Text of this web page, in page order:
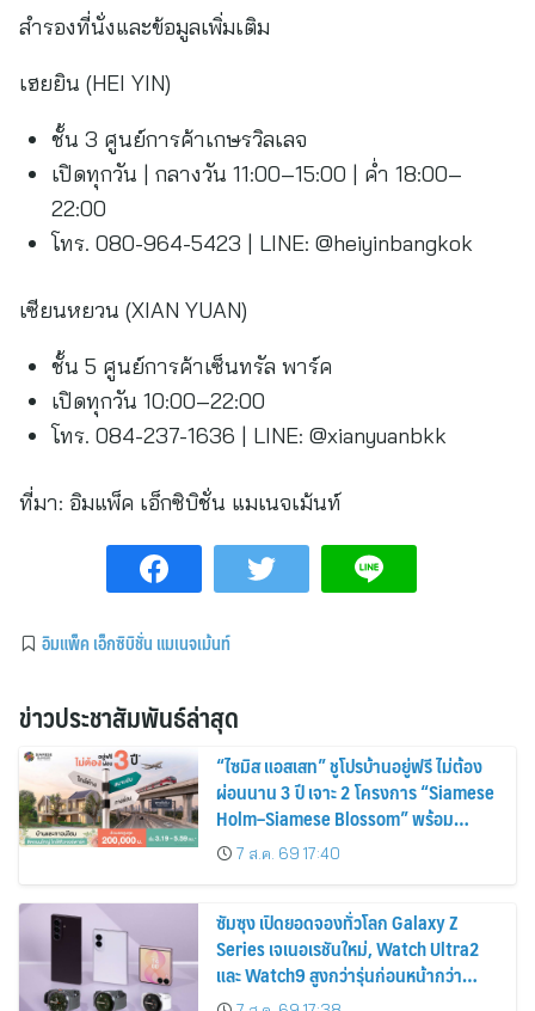
สำรองที่นั่งและข้อมูลเพิ่มเติม
เฮยยิน (HEI YIN)
ชั้น 3 ศูนย์การค้าเกษรวิลเลจ
เปิดทุกวัน | กลางวัน 11:00–15:00 | ค่ำ 18:00–
22:00
โทร. 080-964-5423 | LINE: @heiyinbangkok
เซียนหยวน (XIAN YUAN)
ชั้น 5 ศูนย์การค้าเซ็นทรัล พาร์ค
เปิดทุกวัน 10:00–22:00
โทร. 084-237-1636 | LINE: @xianyuanbkk
ที่มา: อิมแพ็ค เอ็กซิบิชั่น แมเนจเม้นท์
อิมแพ็ค เอ็กซิบิชั่น แมเนจเม้นท์
ข่าวประชาสัมพันธ์ล่าสุด
“ไซมิส แอสเสท” ชูโปรบ้านอยู่ฟรี ไม่ต้อง
ผ่อนนาน 3 ปี เจาะ 2 โครงการ “Siamese
Holm–Siamese Blossom” พร้อม
ส่วนลดและสิทธิพิเศษถึง 31 สิงหาคม
2569
7 ส.ค. 69 17:40
ซัมซุง เปิดยอดจองทั่วโลก Galaxy Z
Series เจเนอเรชันใหม่, Watch Ultra2
และ Watch9 สูงกว่ารุ่นก่อนหน้ากว่า
30%